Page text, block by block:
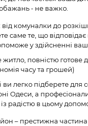
- не важко.
комуналки до
саме те, що
у здійсненні
повністю готове
часу та грошей)
легко підберете для
Одеси, а
радістю в цьому
– престижна частина